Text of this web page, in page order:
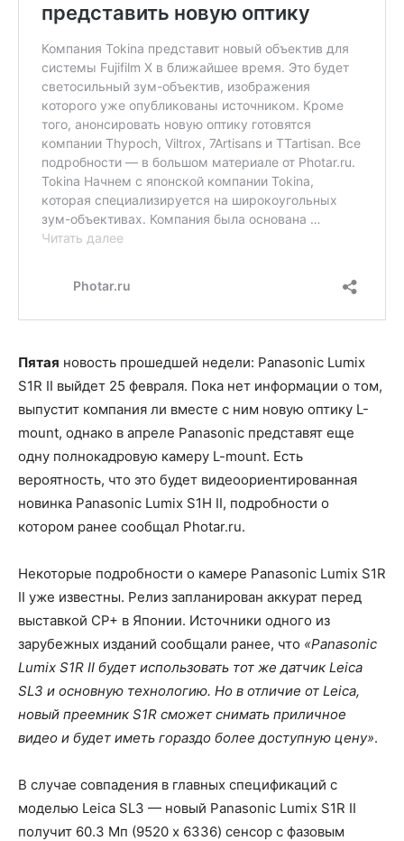
Пятая новость прошедшей недели: Panasonic Lumix
S1R II выйдет 25 февраля. Пока нет информации о том,
выпустит компания ли вместе с ним новую оптику L-
mount, однако в апреле Panasonic представят еще
одну полнокадровую камеру L-mount. Есть
вероятность, что это будет видеоориентированная
новинка Panasonic Lumix S1H II, подробности о
котором ранее сообщал Photar.ru.
Некоторые подробности о камере Panasonic Lumix S1R
II уже известны. Релиз запланирован аккурат перед
выставкой CP+ в Японии. Источники одного из
зарубежных изданий сообщали ранее, что «Panasonic
Lumix S1R II будет использовать тот же датчик Leica
SL3 и основную технологию. Но в отличие от Leica,
новый преемник S1R сможет снимать приличное
видео и будет иметь гораздо более доступную цену».
В случае совпадения в главных спецификаций с
моделью Leica SL3 — новый Panasonic Lumix S1R II
получит 60.3 Мп (9520 x 6336) сенсор с фазовым